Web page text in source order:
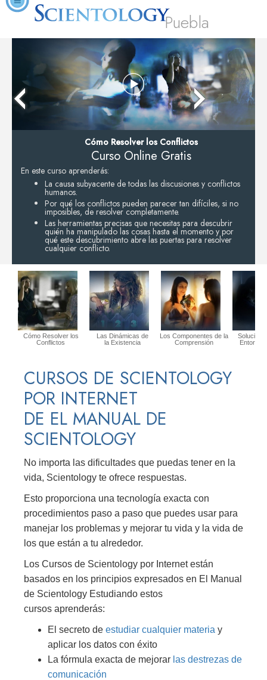
Puebla
Cómo Resolver los Conflictos
Curso Online Gratis
En este curso aprenderás:
La causa subyacente de todas las discusiones y conflictos
humanos.
Por qué los conflictos pueden parecer tan difíciles, si no
imposibles, de resolver completamente.
Las herramientas precisas que necesitas para descubrir
quién ha manipulado las cosas hasta el momento y por
qué este descubrimiento abre las puertas para resolver
cualquier conflicto.
Cómo Resolver los
Conflictos
Las Dinámicas de
la Existencia
Los Componentes de la
Comprensión
Entorno
CURSOS DE SCIENTOLOGY
POR INTERNET
DE EL MANUAL DE
SCIENTOLOGY
No importa las dificultades que puedas tener en la
vida, Scientology te ofrece respuestas.
Esto proporciona una tecnología exacta con
procedimientos paso a paso que puedes usar para
manejar los problemas y mejorar tu vida y la vida de
los que están a tu alrededor.
Los Cursos de Scientology por Internet están
basados en los principios expresados en El Manual
de Scientology Estudiando estos
cursos aprenderás:
El secreto de estudiar cualquier materia y
aplicar los datos con éxito
La fórmula exacta de mejorar las destrezas de
comunicación